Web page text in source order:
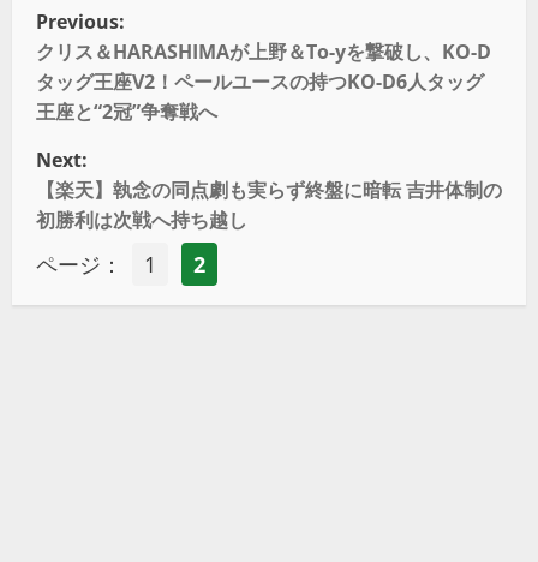
Previous:
クリス＆HARASHIMAが上野＆To-yを撃破し、KO-D
タッグ王座V2！ペールユースの持つKO-D6人タッグ
王座と“2冠”争奪戦へ
Next:
【楽天】執念の同点劇も実らず終盤に暗転 吉井体制の
初勝利は次戦へ持ち越し
ページ： 1 2